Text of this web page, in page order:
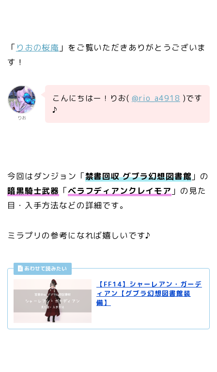
「 りおの桜庵 」をご覧いただきありがとうございま
す！
りお
こんにちはー！りお( @rio_a4918 )です
♪
今回はダンジョン「禁書回収 グブラ幻想図書館 」の
暗黒騎士武器 「ベラフディアンクレイモア 」の見た
目・入手方法などの詳細です。
ミラプリの参考になれば嬉しいです♪
【FF14】シャーレアン・ガーデ
ィアン【グブラ幻想図書館装
備】